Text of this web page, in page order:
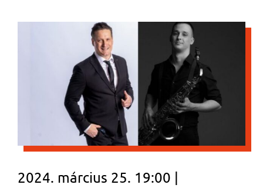
2024. március 25. 19:00 |